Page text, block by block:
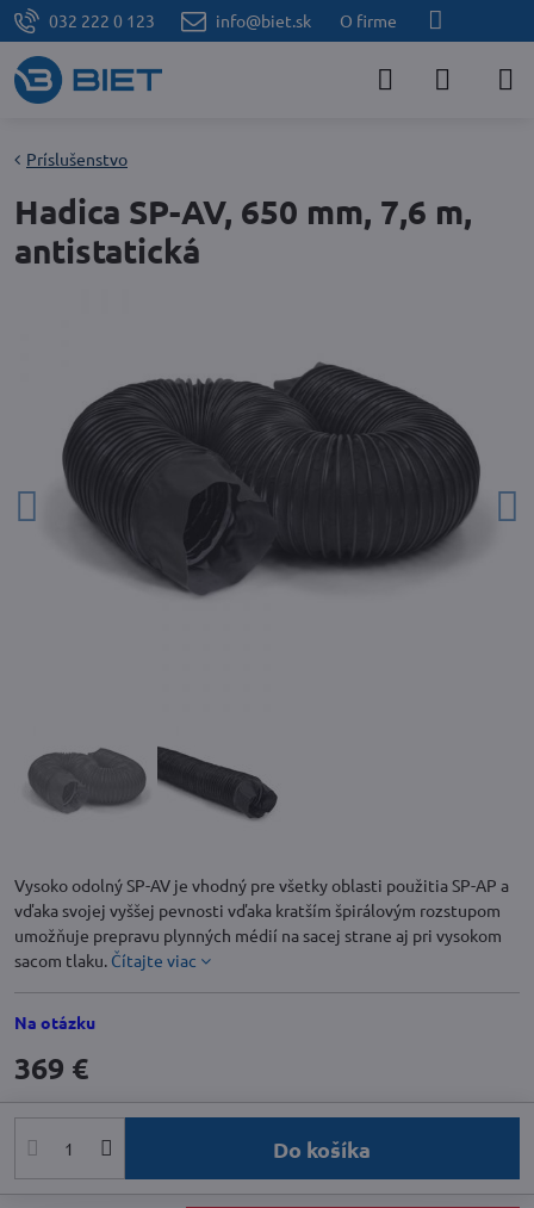
032 222 0 123 info@biet.sk O firme
Príslušenstvo
Hadica SP-AV, 650 mm, 7,6 m,
antistatická
Vysoko odolný SP-AV je vhodný pre všetky oblasti použitia SP-AP a
vďaka svojej vyššej pevnosti vďaka kratším špirálovým rozstupom
umožňuje prepravu plynných médií na sacej strane aj pri vysokom
sacom tlaku. Čítajte viac
Na otázku
369 €
Do košíka